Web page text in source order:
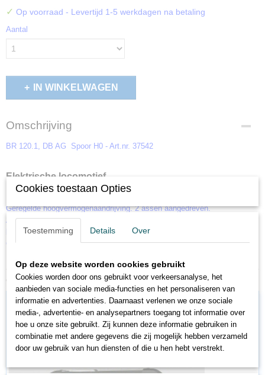
✓ Op voorraad - Levertijd 1-5 werkdagen na betaling
Aantal
IN WINKELWAGEN
Omschrijving
BR 120.1, DB AG Spoor H0 - Art.nr. 37542
Elektrische locomotief
Met Digital-decoder mfx en serieel schakelbare geluidsfuncties.
Geregelde hoogvermogenaandrijving. 2 assen aangedreven.
Antislipbanden. Verlichting met warmwitte LED's. Frontsein traditioneel in
bedrijf, digitaal schakelbaar. Cabineverlichting apart digitaal schakelbaar.
Gemonteerde handrails.
Ook interessant
Cookies toestaan Opties
Toestemming Details Over
Op deze website worden cookies gebruikt
Cookies worden door ons gebruikt voor verkeersanalyse, het
aanbieden van sociale media-functies en het personaliseren van
informatie en advertenties. Daarnaast verlenen we onze sociale
media-, advertentie- en analysepartners toegang tot informatie over
hoe u onze site gebruikt. Zij kunnen deze informatie gebruiken in
combinatie met andere gegevens die zij mogelijk hebben verzameld
door uw gebruik van hun diensten of die u hen hebt verstrekt.